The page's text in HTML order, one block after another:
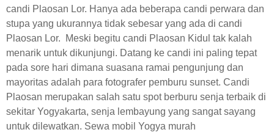
candi Plaosan Lor. Hanya ada beberapa candi perwara dan
stupa yang ukurannya tidak sebesar yang ada di candi
Plaosan Lor. Meski begitu candi Plaosan Kidul tak kalah
menarik untuk dikunjungi. Datang ke candi ini paling tepat
pada sore hari dimana suasana ramai pengunjung dan
mayoritas adalah para fotografer pemburu sunset. Candi
Plaosan merupakan salah satu spot berburu senja terbaik di
sekitar Yogyakarta, senja lembayung yang sangat sayang
untuk dilewatkan. Sewa mobil Yogya murah